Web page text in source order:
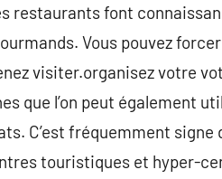
restaurants font
Vous pouvez
visiter.organisez votre
que l’on peut également
C’est fréquemment
touristiques et hyper-